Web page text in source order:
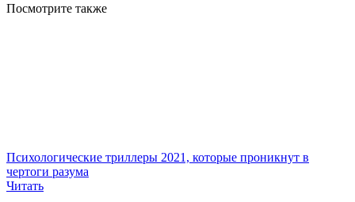
Посмотрите также
Психологические триллеры 2021, которые проникнут в
чертоги разума
Читать